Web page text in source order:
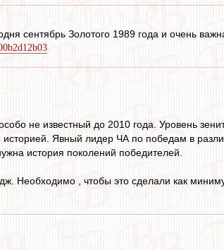
сентябрь Золотого 1989 года и очень
не известный до 2010 года. Уровень
Явный лидер ЧА по победам в
история поколений победителей.
Необходимо , чтобы это сделали как